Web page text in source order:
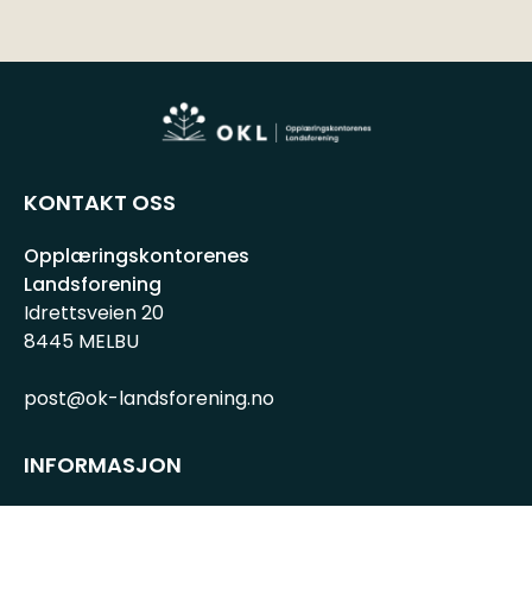
KONTAKT OSS
Opplæringskontorenes
Landsforening
Idrettsveien 20
8445 MELBU
post@ok-landsforening.no
INFORMASJON
Personvernserklæring